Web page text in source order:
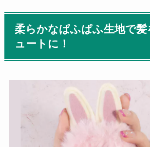
柔らかなぱふぱふ生地で髪
ュートに！